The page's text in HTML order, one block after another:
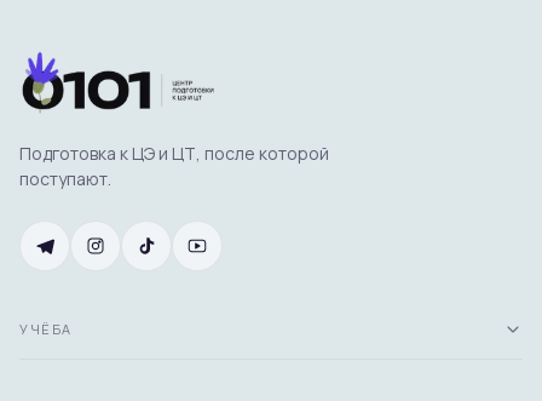
Подготовка к ЦЭ и ЦТ, после которой
поступают.
УЧЁБА